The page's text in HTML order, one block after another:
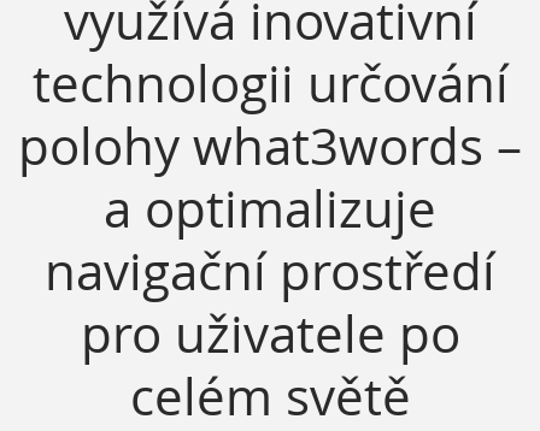
využívá inovativní
technologii určování
polohy what3words –
a optimalizuje
navigační prostředí
pro uživatele po
celém světě